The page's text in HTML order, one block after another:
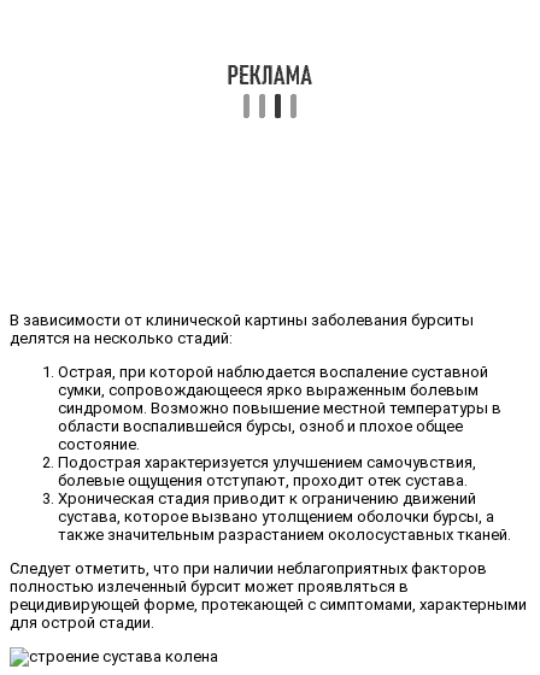
В зависимости от клинической картины заболевания бурситы
делятся на несколько стадий:
Острая, при которой наблюдается воспаление суставной
сумки, сопровождающееся ярко выраженным болевым
синдромом. Возможно повышение местной температуры в
области воспалившейся бурсы, озноб и плохое общее
состояние.
Подострая характеризуется улучшением самочувствия,
болевые ощущения отступают, проходит отек сустава.
Хроническая стадия приводит к ограничению движений
сустава, которое вызвано утолщением оболочки бурсы, а
также значительным разрастанием околосуставных тканей.
Следует отметить, что при наличии неблагоприятных факторов
полностью излеченный бурсит может проявляться в
рецидивирующей форме, протекающей с симптомами, характерными
для острой стадии.